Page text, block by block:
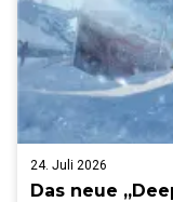
24. Juli 2026
Das neue